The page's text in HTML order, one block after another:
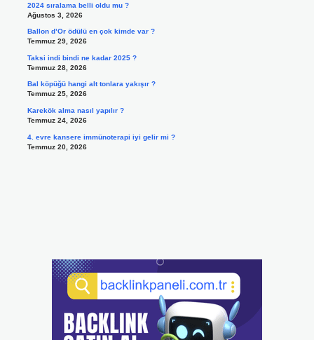
2024 sıralama belli oldu mu ?
Ağustos 3, 2026
Ballon d’Or ödülü en çok kimde var ?
Temmuz 29, 2026
Taksi indi bindi ne kadar 2025 ?
Temmuz 28, 2026
Bal köpüğü hangi alt tonlara yakışır ?
Temmuz 25, 2026
Karekök alma nasıl yapılır ?
Temmuz 24, 2026
4. evre kansere immünoterapi iyi gelir mi ?
Temmuz 20, 2026